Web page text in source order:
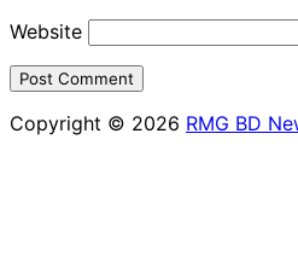
Website
Copyright © 2026 RMG BD